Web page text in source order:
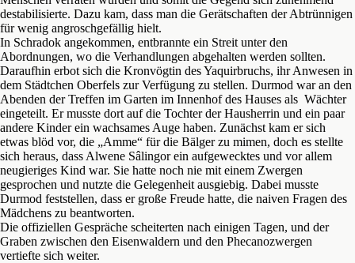
destabilisierte. Dazu kam, dass man die Gerätschaften der Abtrünnigen
für wenig angroschgefällig hielt.
In Schradok angekommen, entbrannte ein Streit unter den
Abordnungen, wo die Verhandlungen abgehalten werden sollten.
Daraufhin erbot sich die Kronvögtin des Yaquirbruchs, ihr Anwesen in
dem Städtchen Oberfels zur Verfügung zu stellen. Durmod war an den
Abenden der Treffen im Garten im Innenhof des Hauses als Wächter
eingeteilt. Er musste dort auf die Tochter der Hausherrin und ein paar
andere Kinder ein wachsames Auge haben. Zunächst kam er sich
etwas blöd vor, die „Amme“ für die Bälger zu mimen, doch es stellte
sich heraus, dass Alwene Sâlingor ein aufgewecktes und vor allem
neugieriges Kind war. Sie hatte noch nie mit einem Zwergen
gesprochen und nutzte die Gelegenheit ausgiebig. Dabei musste
Durmod feststellen, dass er große Freude hatte, die naiven Fragen des
Mädchens zu beantworten.
Die offiziellen Gespräche scheiterten nach einigen Tagen, und der
Graben zwischen den Eisenwaldern und den Phecanozwergen
vertiefte sich weiter.